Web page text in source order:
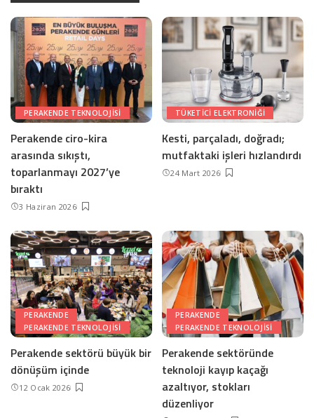
PERAKENDE TEKNOLOJISI
Perakende ciro-kira
arasında sıkıştı,
toparlanmayı 2027’ye
bıraktı
3 Haziran 2026
TÜKETICI ELEKTRONIĞI
Kesti, parçaladı, doğradı;
mutfaktaki işleri hızlandırdı
24 Mart 2026
PERAKENDE
PERAKENDE TEKNOLOJISI
Perakende sektörü büyük bir
dönüşüm içinde
12 Ocak 2026
PERAKENDE
PERAKENDE TEKNOLOJISI
Perakende sektöründe
teknoloji kayıp kaçağı
azaltıyor, stokları
düzenliyor